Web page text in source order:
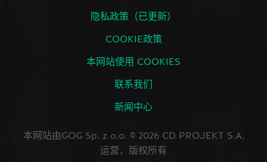
隐私政策（已更新）
COOKIE政策
本网站使用 COOKIES
联系我们
新闻中心
本网站由GOG Sp. z o.o. © 2026 CD PROJEKT S.A.
运营，版权所有